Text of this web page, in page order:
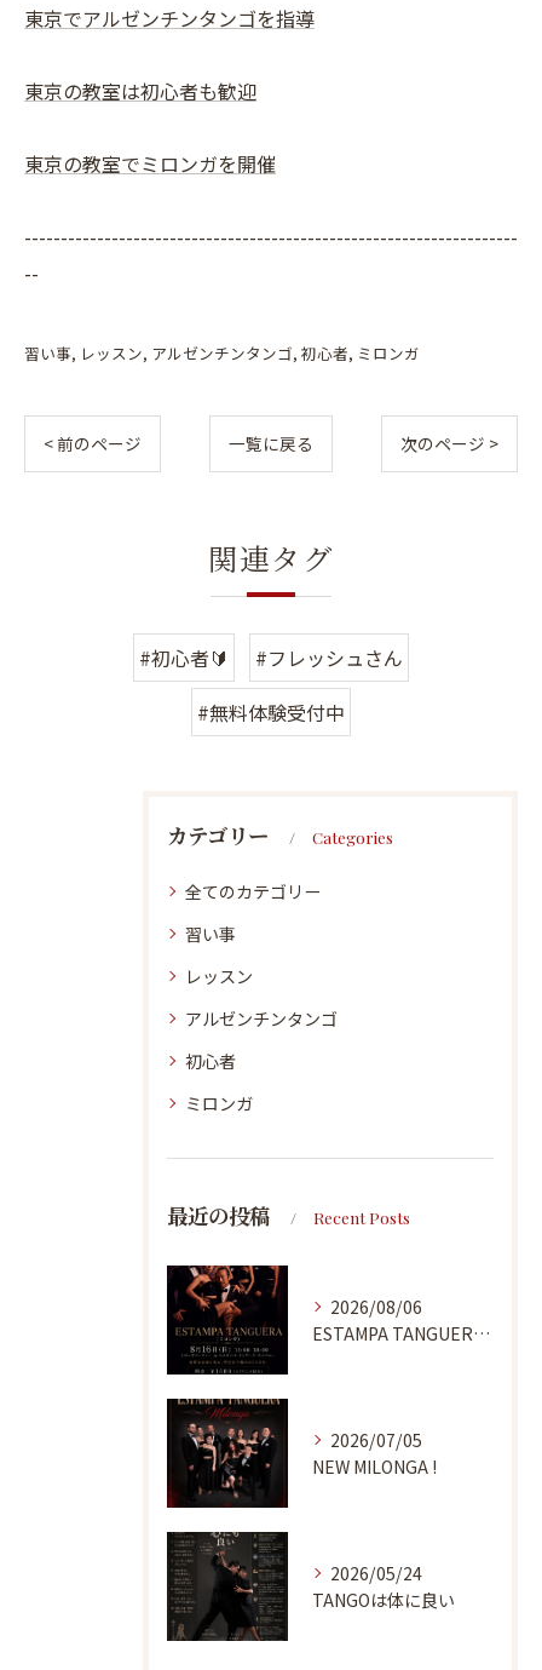
東京でアルゼンチンタンゴを指導
東京の教室は初心者も歓迎
東京の教室でミロンガを開催
--------------------------------------------------------------------
--
習い事 レッスン アルゼンチンタンゴ 初心者 ミロンガ
< 前のページ 一覧に戻る 次のページ >
関連タグ
#初心者🔰
#フレッシュさん
#無料体験受付中
カテゴリー Categories
全てのカテゴリー
習い事
レッスン
アルゼンチンタンゴ
初心者
ミロンガ
最近の投稿 Recent Posts
2026/08/06
ESTAMPA TANGUERA MILONGA
2026/07/05
NEW MILONGA !
2026/05/24
TANGOは体に良い